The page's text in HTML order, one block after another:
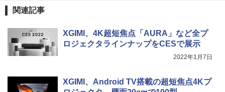
関連記事
XGIMI、4K超短焦点「AURA」など全プ
ロジェクタラインナップをCESで展示
2022年1月7日
XGIMI、Android TV搭載の超短焦点4Kプ